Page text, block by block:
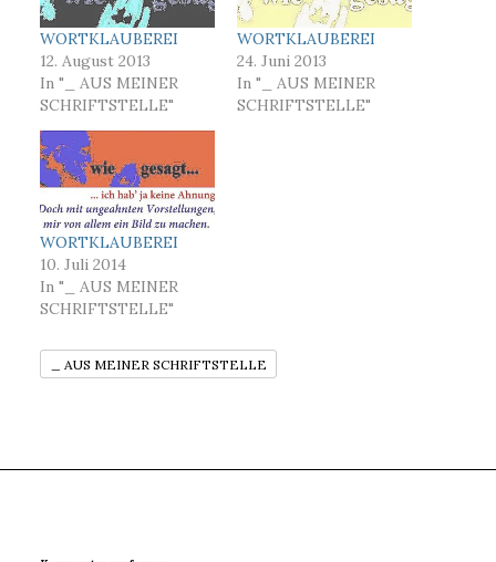
WORTKLAUBEREI
12. August 2013
In "_ AUS MEINER
SCHRIFTSTELLE"
WORTKLAUBEREI
24. Juni 2013
In "_ AUS MEINER
SCHRIFTSTELLE"
WORTKLAUBEREI
10. Juli 2014
In "_ AUS MEINER
SCHRIFTSTELLE"
_ AUS MEINER SCHRIFTSTELLE